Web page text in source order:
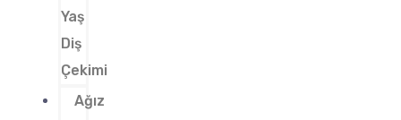
Yaş
Diş
Çekimi
Ağız